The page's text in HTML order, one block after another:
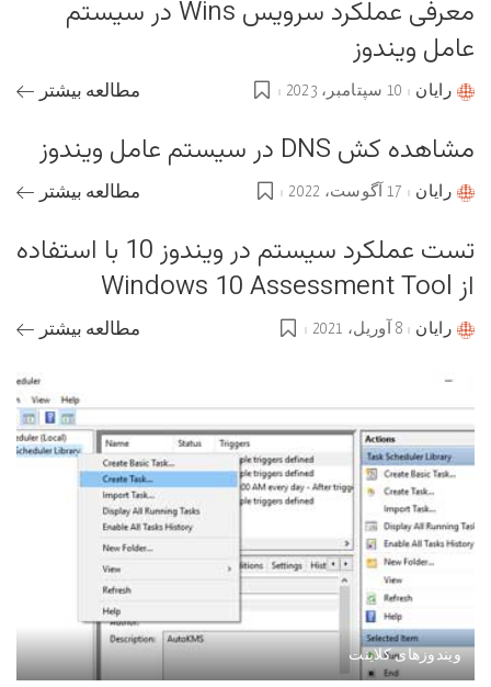
معرفی عملکرد سرویس Wins در سیستم
عامل ویندوز
Postedرایان 10 سپتامبر، 2023 مطالعه بیشتر
مشاهده کش DNS در سیستم عامل ویندوز
Postedرایان 17 آگوست، 2022 مطالعه بیشتر
تست عملکرد سیستم در ویندوز 10 با استفاده
از Windows 10 Assessment Tool
Postedرایان 8 آوریل، 2021 مطالعه بیشتر
ویندوزهای کلاینت